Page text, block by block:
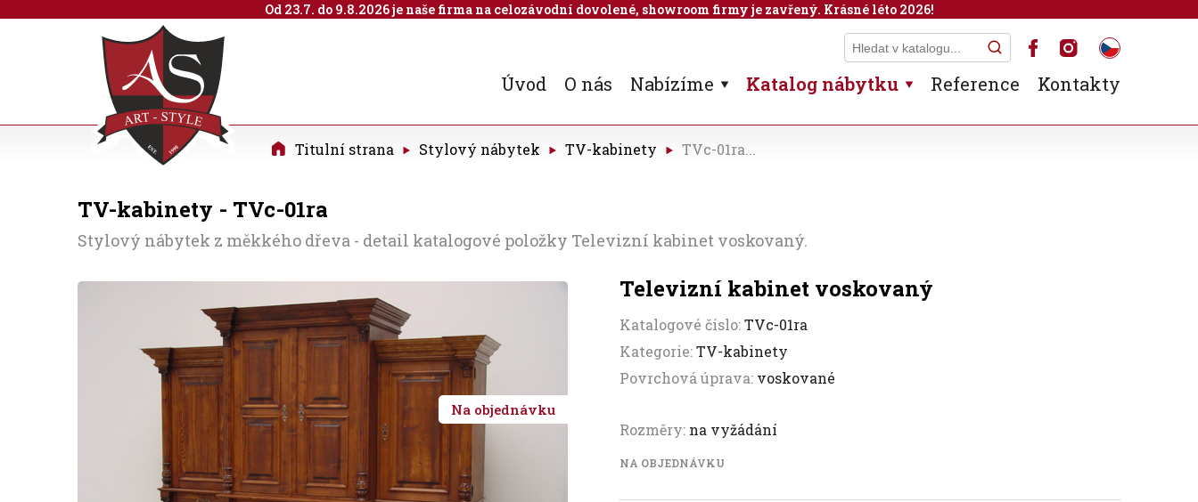
Úvod O nás Nabízíme Katalog nábytku Reference Kontakty
TV-kabinety - TVc-01ra
Stylový nábytek z měkkého dřeva - detail katalogové položky Televizní kabinet voskovaný.
Titulní strana Stylový nábytek TV-kabinety TVc-01ra...
Na objednávku
Televizní kabinet voskovaný
Katalogové číslo:TVc-01ra
Kategorie:TV-kabinety
Povrchová úprava: voskované
Rozměry: na vyžádání
NA OBJEDNÁVKU
Od 23.7. do 9.8.2026 je naše firma na celozávodní dovolené, showroom firmy je zavřený. Krásné léto 2026!